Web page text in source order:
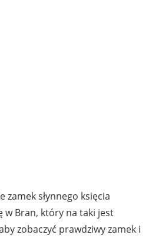
zamek słynnego księcia
w Bran, który na taki jest
zobaczyć prawdziwy zamek i